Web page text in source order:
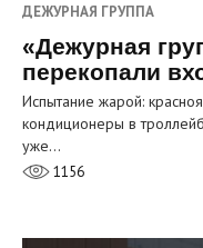
ДЕЖУРНАЯ ГРУППА
«Дежурная
перекопали
Испытание жарой:
кондиционеры в
уже…
1156